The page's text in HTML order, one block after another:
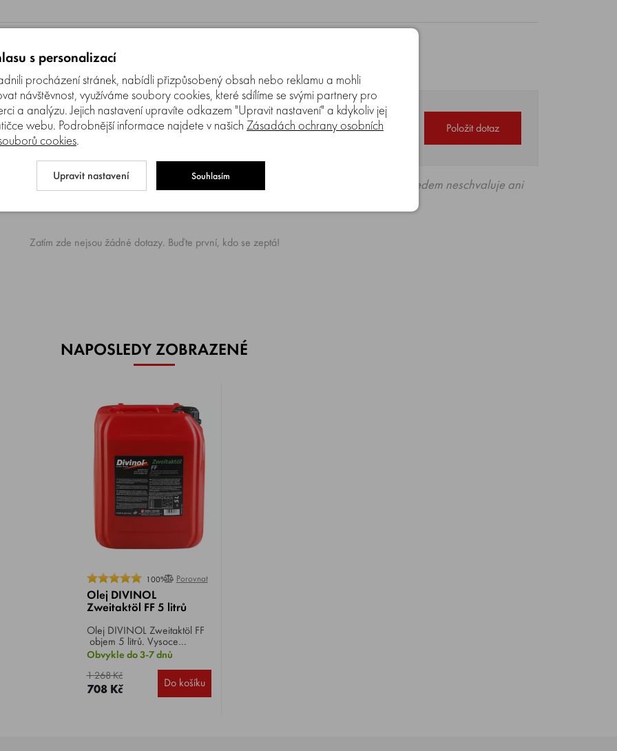
jsou připraveni odpovídat na Vaše dotazy (Po–Pá, 8–17 hod).
co nejdříve.
Položit dotaz
názory a stanoviska zákazníků. Společnost GARTEKO s.r.o. texty zákazníků předem neschvaluje ani
Zatím zde nejsou žádné dotazy. Buďte první, kdo se zeptá!
NAPOSLEDY ZOBRAZENÉ
100% Porovnat
Olej DIVINOL
Zweitaktöl FF 5 litrů
Olej DIVINOL Zweitaktöl FF
objem 5 litrů. Vysoce
kvalitní, polosyntetický olej se
sníženou kouřivostí. Čistí a
chrání proti korozi. Vhodný
pro všechny vysokootáčkové
2-taktní motory. Mísící poměr
Obvykle do 3-7 dnů
1 268 Kč
708 Kč Do košíku
s personalizací
procházení stránek, nabídli přizpůsobený obsah nebo reklamu a mohli
návštěvnost, využíváme soubory cookies, které sdílíme se svými partnery pro
a analýzu. Jejich nastavení upravíte odkazem "Upravit nastavení" a kdykoliv jej
webu. Podrobnější informace najdete v našich Zásadách ochrany osobních
cookies.
Upravit nastavení Souhlasím